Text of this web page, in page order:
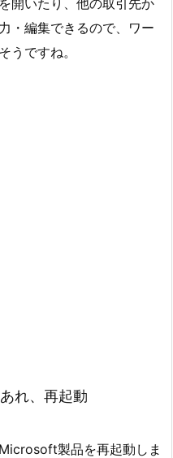
開いたり、他の取引先か
・編集できるので、ワー
うですね。
れ、再起動
製品を再起動しま